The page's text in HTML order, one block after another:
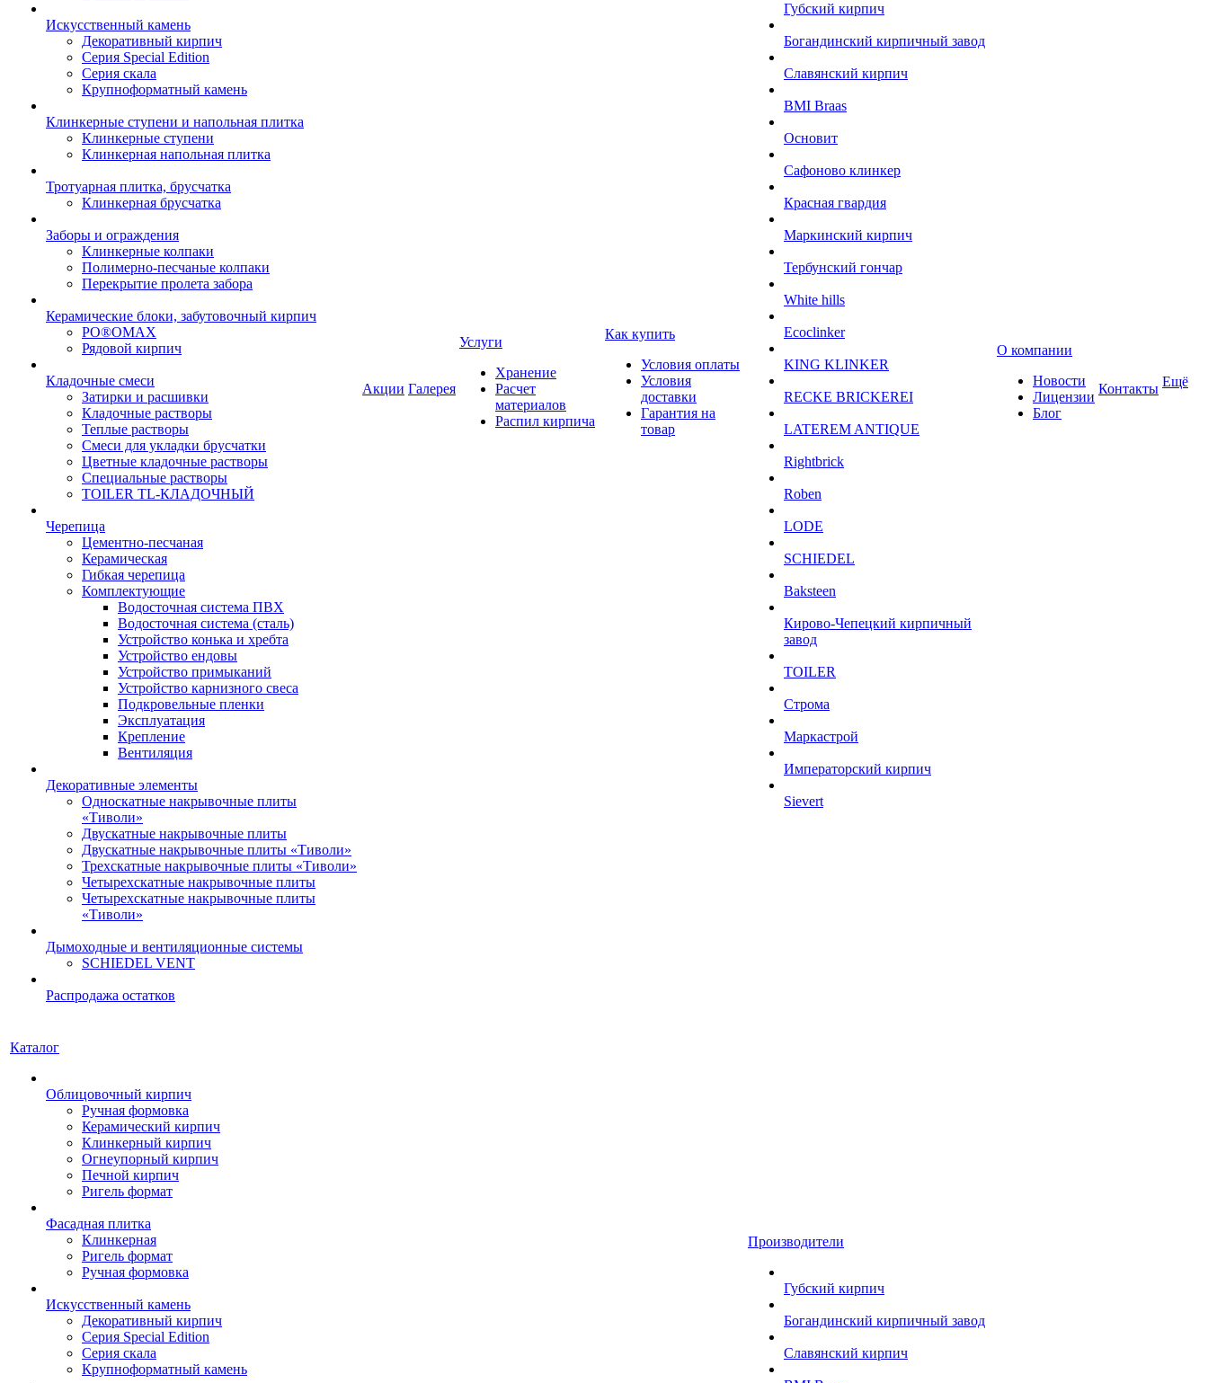
Искусственный камень
Декоративный кирпич
Серия Special Edition
Серия скала
Крупноформатный камень
Клинкерные ступени и напольная плитка
Клинкерные ступени
Клинкерная напольная плитка
Тротуарная плитка, брусчатка
Клинкерная брусчатка
Заборы и ограждения
Клинкерные колпаки
Полимерно-песчаные колпаки
Перекрытие пролета забора
Керамические блоки, забутовочный кирпич
PO®OMAX
Рядовой кирпич
Кладочные смеси
Затирки и расшивки
Кладочные растворы
Теплые растворы
Смеси для укладки брусчатки
Цветные кладочные растворы
Специальные растворы
TOILER TL-КЛАДОЧНЫЙ
Черепица
Цементно-песчаная
Керамическая
Гибкая черепица
Комплектующие
Водосточная система ПВХ
Водосточная система (сталь)
Устройство конька и хребта
Устройство ендовы
Устройство примыканий
Устройство карнизного свеса
Подкровельные пленки
Эксплуатация
Крепление
Вентиляция
Декоративные элементы
Односкатные накрывочные плиты
«Тиволи»
Двускатные накрывочные плиты
Двускатные накрывочные плиты «Тиволи»
Трехскатные накрывочные плиты «Тиволи»
Четырехскатные накрывочные плиты
Четырехскатные накрывочные плиты
«Тиволи»
Дымоходные и вентиляционные системы
SCHIEDEL VENT
Распродажа остатков
Акции Галерея
Услуги
Хранение
Расчет
материалов
Распил кирпича
Как купить
Условия оплаты
Условия
доставки
Гарантия на
товар
Губский кирпич
Богандинский кирпичный завод
Славянский кирпич
BMI Braas
Основит
Сафоново клинкер
Красная гвардия
Маркинский кирпич
Тербунский гончар
White hills
Ecoclinker
KING KLINKER
RECKE BRICKEREI
LATEREM ANTIQUE
Rightbrick
Roben
LODE
SCHIEDEL
Baksteen
Кирово-Чепецкий кирпичный
завод
TOILER
Строма
Маркастрой
Императорский кирпич
Sievert
О компании
Новости
Лицензии
Блог
Контакты Ещё
Каталог
Облицовочный кирпич
Ручная формовка
Керамический кирпич
Клинкерный кирпич
Огнеупорный кирпич
Печной кирпич
Ригель формат
Фасадная плитка
Клинкерная
Ригель формат
Ручная формовка
Искусственный камень
Декоративный кирпич
Серия Special Edition
Серия скала
Крупноформатный камень
Производители
Губский кирпич
Богандинский кирпичный завод
Славянский кирпич